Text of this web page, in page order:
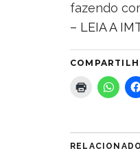
fazendo
– LEIA A
RELACIONADO